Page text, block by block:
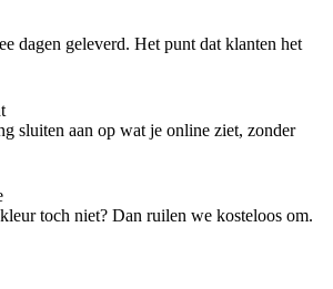
dagen geleverd. Het punt dat klanten het
sluiten aan op wat je online ziet, zonder
toch niet? Dan ruilen we kosteloos om.